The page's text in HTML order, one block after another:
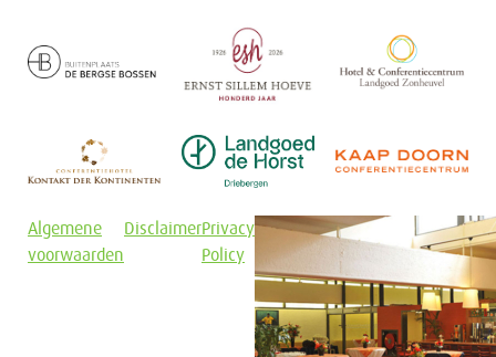
Algemene
voorwaarden
DisclaimerPrivacy
Policy